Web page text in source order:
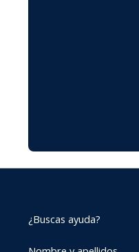
¿Buscas ayuda?